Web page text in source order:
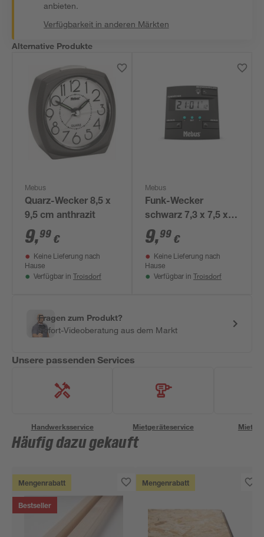
anbieten.
Verfügbarkeit in anderen Märkten
Alternative Produkte
Mebus
Quarz-Wecker 8,5 x
9,5 cm anthrazit
9,99 €
Keine Lieferung nach
Hause
Verfügbar in Troisdorf
Mebus
Funk-Wecker
schwarz 7,3 x 7,5 x 5
cm
9,99 €
Keine Lieferung nach
Hause
Verfügbar in Troisdorf
Fragen zum Produkt?
Sofort-Videoberatung aus dem Markt
Unsere passenden Services
Handwerksservice Mietgeräteservice
Häufig dazu gekauft
Mengenrabatt
Bestseller
Mengenrabatt